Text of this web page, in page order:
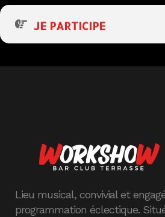
JE PARTICIPE
Lieu musical, convivial et
programmation éclectique.